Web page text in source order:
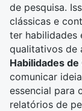
de pesquisa.
clássicas e
ter habilidades
qualitativos de
Habilidades de
comunicar
essencial para
relatórios de